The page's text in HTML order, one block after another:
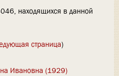
находящихся в данной
страница)
Ивановна (1929)